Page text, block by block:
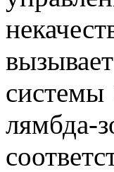
системы